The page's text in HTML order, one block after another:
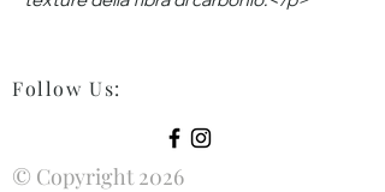
Follow Us:
© Copyright 2026